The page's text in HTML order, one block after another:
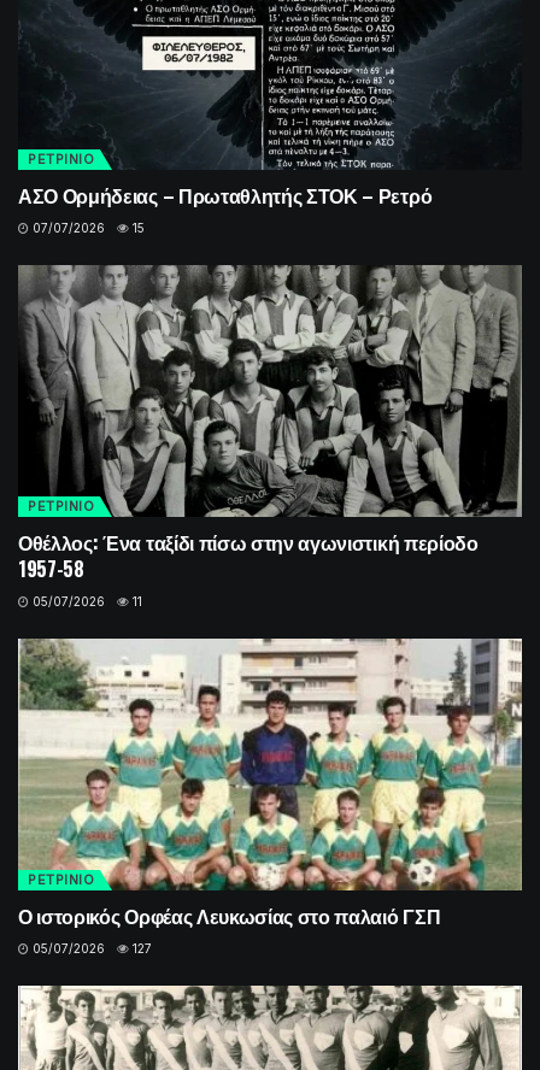
ΡΕΤΡINIO
ΑΣΟ Ορμήδειας – Πρωταθλητής ΣΤΟΚ – Ρετρό
07/07/2026 15
ΡΕΤΡINIO
Οθέλλος: Ένα ταξίδι πίσω στην αγωνιστική περίοδο
1957-58
05/07/2026 11
ΡΕΤΡINIO
Ο ιστορικός Ορφέας Λευκωσίας στο παλαιό ΓΣΠ
05/07/2026 127